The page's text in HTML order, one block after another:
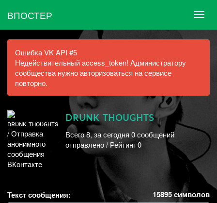
ВПОСТЕР
Ошибка VK API #5
Недействительный access_token! Администратору
сообщества нужно авторизоваться на сервисе
повторно.
ᴅʀᴜɴᴋ ᴛʜᴏᴜɢʜᴛs
Всего 8, за сегодня 0 сообщений
отправлено / Рейтинг 0
Текст сообщения: 15895символов